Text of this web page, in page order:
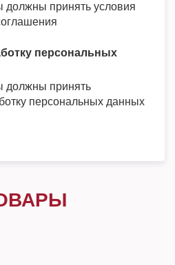
принять условия
персональных
должны принять
персональных данных